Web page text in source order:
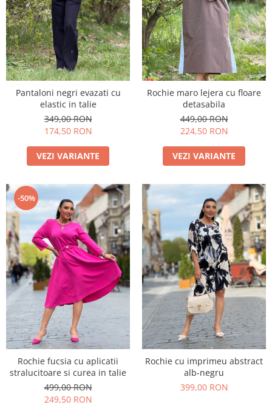
Pantaloni negri evazati cu
elastic in talie
349,00 RON
174,50 RON
VEZI VARIANTE
Rochie maro lejera cu floare
detasabila
449,00 RON
224,50 RON
VEZI VARIANTE
-50%
Rochie fucsia cu aplicatii
stralucitoare si curea in talie
499,00 RON
249,50 RON
Rochie cu imprimeu abstract
alb-negru
399,00 RON